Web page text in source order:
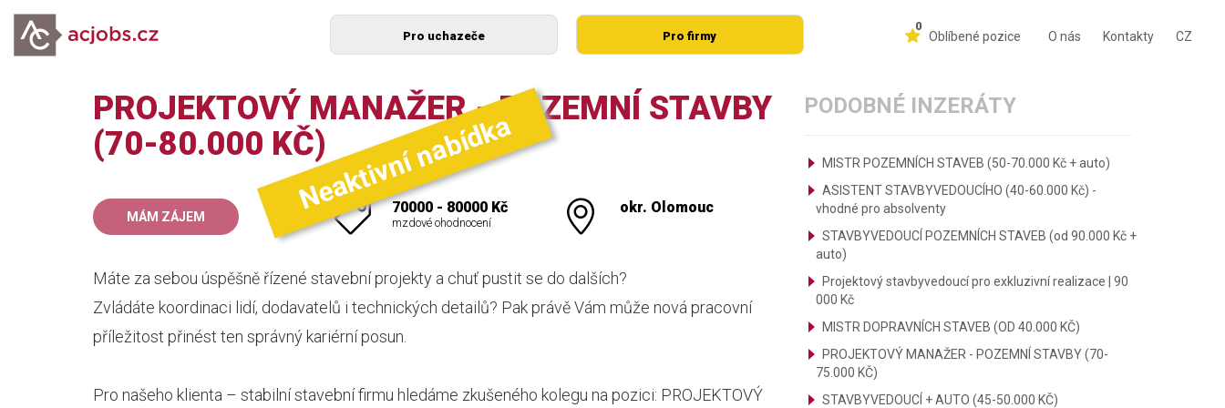
Pro uchazeče Pro firmy
0
Oblíbené pozice O nás Kontakty CZ
PROJEKTOVÝ MANAŽER - POZEMNÍ STAVBY
(70-80.000 KČ)Neaktivní nabídka
MÁM ZÁJEM
70000 - 80000 Kč
mzdové ohodnocení
okr. Olomouc
Máte za sebou úspěšně řízené stavební projekty a chuť pustit se do dalších?
Zvládáte koordinaci lidí, dodavatelů i technických detailů? Pak právě Vám může nová pracovní
příležitost přinést ten správný kariérní posun.
Pro našeho klienta – stabilní stavební firmu hledáme zkušeného kolegu na pozici: PROJEKTOVÝ
PODOBNÉ INZERÁTY
MISTR POZEMNÍCH STAVEB (50-70.000 Kč + auto)
ASISTENT STAVBYVEDOUCÍHO (40-60.000 Kč) -
vhodné pro absolventy
STAVBYVEDOUCÍ POZEMNÍCH STAVEB (od 90.000 Kč +
auto)
Projektový stavbyvedoucí pro exkluzivní realizace | 90
000 Kč
MISTR DOPRAVNÍCH STAVEB (OD 40.000 KČ)
PROJEKTOVÝ MANAŽER - POZEMNÍ STAVBY (70-
75.000 KČ)
STAVBYVEDOUCÍ + AUTO (45-50.000 KČ)